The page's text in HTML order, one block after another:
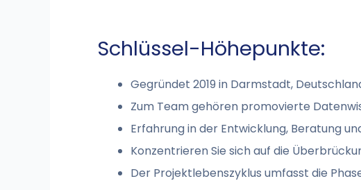
Schlüssel-Höhepunkte:
Gegründet 2019 in Darmstadt,
Zum Team gehören promovierte
Erfahrung in der Entwicklung, Beratung
Konzentrieren Sie sich auf die
Der Projektlebenszyklus umfasst die